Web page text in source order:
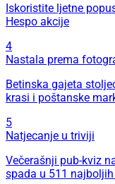
Iskoristite ljetne
Hespo akcije
4
Nastala prema
Betinska gajeta
krasi i poštanske
5
Natjecanje u triviji
Večerašnji pub-kviz
spada u 511